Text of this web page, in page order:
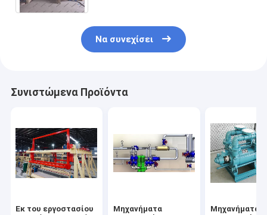
Να συνεχίσει
Συνιστώμενα Προϊόντα
Εκ του εργοστασίου
Μηχανήματα
Μηχανήματα